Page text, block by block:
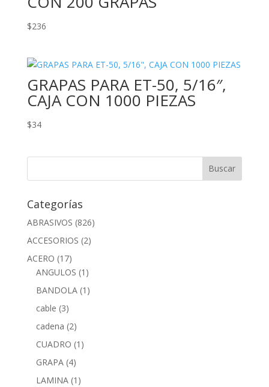
$236
GRAPAS PARA ET-50, 5/16″,
CAJA CON 1000 PIEZAS
$34
Categorías
ABRASIVOS (826)
ACCESORIOS (2)
ACERO (17)
ANGULOS (1)
BANDOLA (1)
cable (3)
cadena (2)
CUADRO (1)
GRAPA (4)
LAMINA (1)